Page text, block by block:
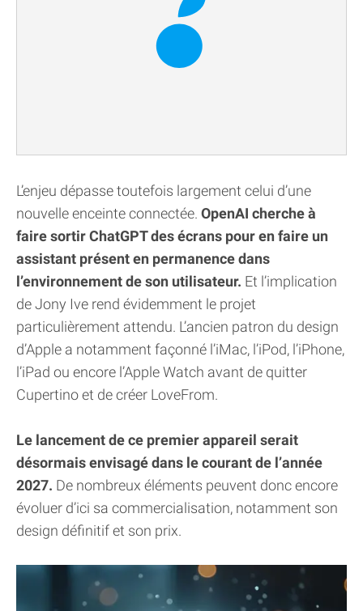
L’enjeu dépasse toutefois largement celui d’une
nouvelle enceinte connectée. OpenAI cherche à
faire sortir ChatGPT des écrans pour en faire un
assistant présent en permanence dans
l’environnement de son utilisateur. Et l’implication
de Jony Ive rend évidemment le projet
particulièrement attendu. L’ancien patron du design
d’Apple a notamment façonné l’iMac, l’iPod, l’iPhone,
l’iPad ou encore l’Apple Watch avant de quitter
Cupertino et de créer LoveFrom.
Le lancement de ce premier appareil serait
désormais envisagé dans le courant de l’année
2027. De nombreux éléments peuvent donc encore
évoluer d’ici sa commercialisation, notamment son
design définitif et son prix.